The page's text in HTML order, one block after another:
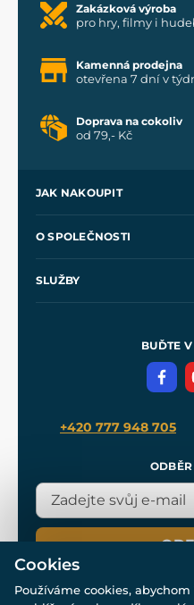
Zakázková výroba
pro hry, filmy i
Kamenná prodejna
otevřena 7 dní v
Doprava na cokoliv
od 79,- Kč
JAK NAKOUPIT
Velkoobchod
O SPOLEČNOSTI
SLUŽBY
Meče pro Kingdom
BUĎTE
+420 777 948 705
Cookies
Používáme cookies,